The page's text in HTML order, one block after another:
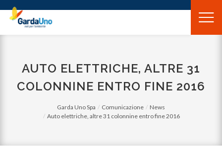
Gardauno
Spa
AUTO ELETTRICHE, ALTRE 31
COLONNINE ENTRO FINE 2016
Garda Uno Spa Comunicazione
News
Auto elettriche, altre 31 colonnine entro fine 2016